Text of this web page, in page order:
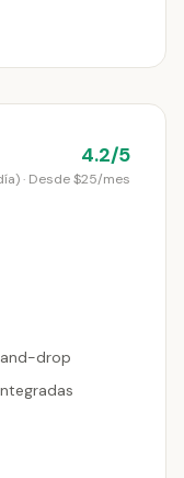
4.2/5
· Desde $25/mes
drop